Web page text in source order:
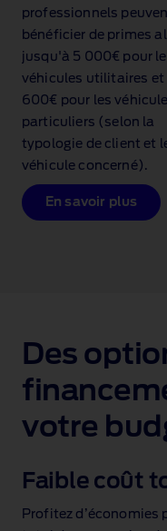
professionnels
bénéficier de primes
jusqu'à 5 000€ pour
véhicules utilitaires et
600€ pour les
particuliers (selon la
typologie de client et
véhicule concerné).
En savoir plus
Des
votre
Faible coût
Profitez